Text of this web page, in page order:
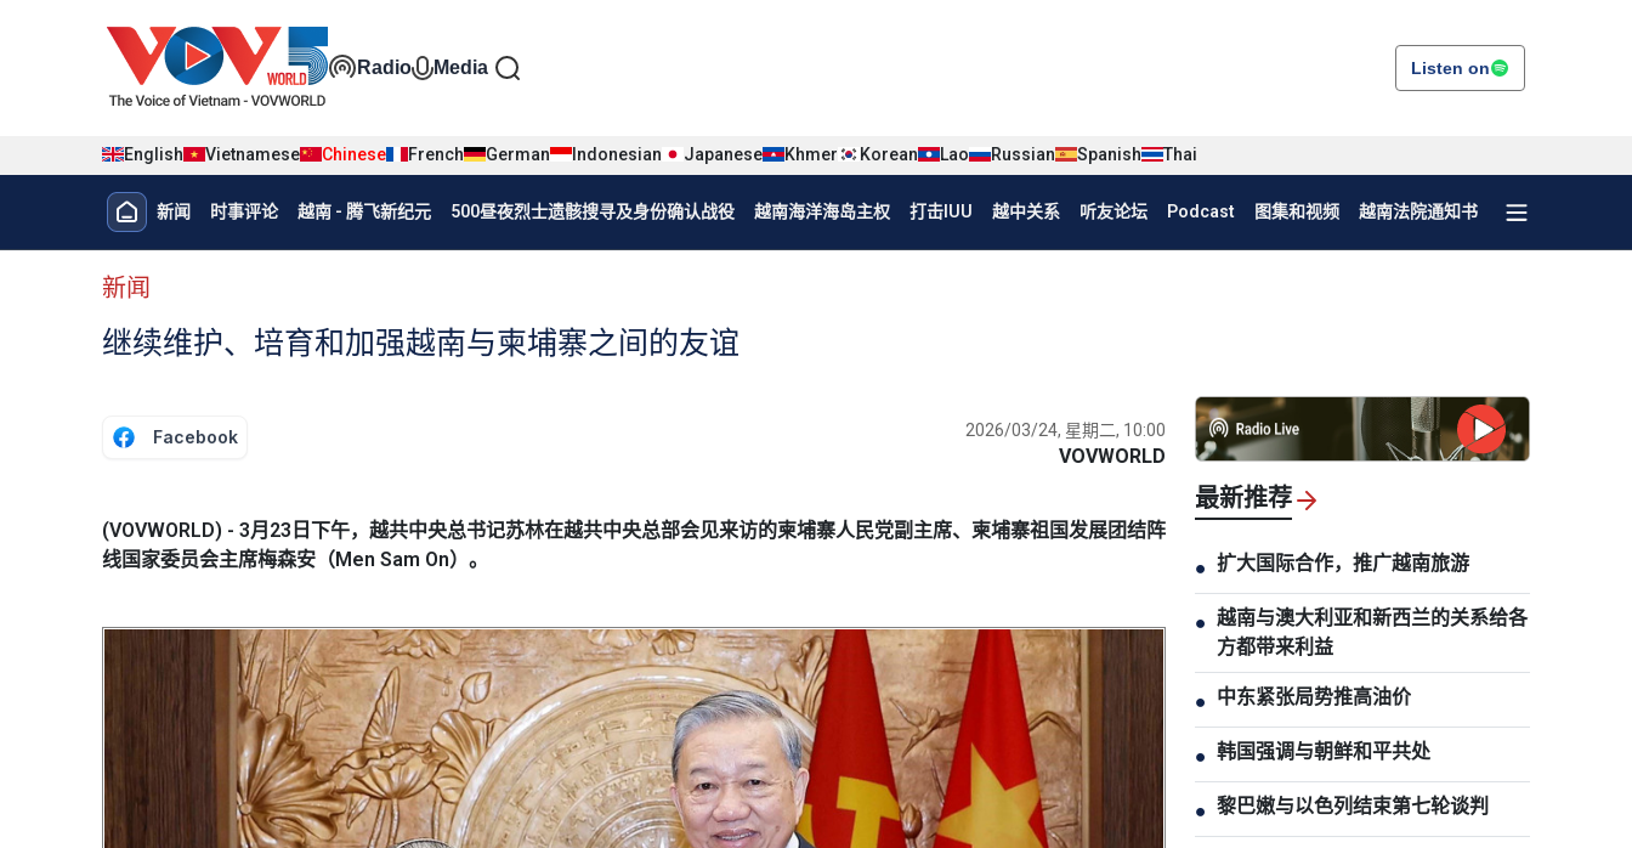
Đa phương tiện tiếng Trung
Radio Media Listen on
English Vietnamese Chinese French German Indonesian Japanese Khmer Korean Lao Russian Spanish Thai
Menu trang chủ tiếng Trung
新闻 时事评论 越南 - 腾飞新纪元 500昼夜烈士遗骸搜寻及身份确认战役 越南海洋海岛主权 打击IUU 越中关系 听友论坛 Podcast 图集和视频 越南法院通知书
menu phụ tiếng Trung
新闻
继续维护、培育和加强越南与柬埔寨之间的友谊
Facebook 2026/03/24, 星期二, 10:00
VOVWORLD
(VOVWORLD) - 3月23日下午，越共中央总书记苏林在越共中央总部会见来访的柬埔寨人民党副主席、柬埔寨祖国发展团结阵
线国家委员会主席梅森安（Men Sam On）。
最新推荐
● 扩大国际合作，推广越南旅游
● 越南与澳大利亚和新西兰的关系给各
方都带来利益
● 中东紧张局势推高油价
● 韩国强调与朝鲜和平共处
● 黎巴嫩与以色列结束第七轮谈判